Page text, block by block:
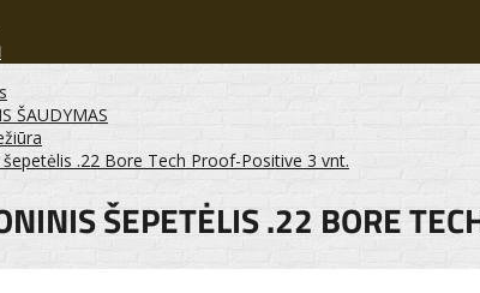
ŠAUDYMAS
.22 Bore Tech Proof-Positive 3 vnt.
ŠEPETĖLIS .22 BORE